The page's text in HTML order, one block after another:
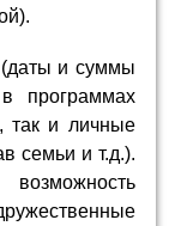
(даты и суммы
программах
так и личные
семьи и т.д.).